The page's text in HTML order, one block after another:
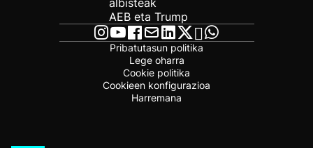
albisteak
AEB eta Trump
Pribatutasun politika
Lege oharra
Cookie politika
Cookieen konfigurazioa
Harremana